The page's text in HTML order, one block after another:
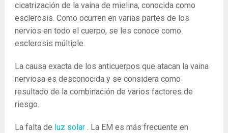
cicatrización de la vaina de mielina, conocida como
esclerosis. Como ocurren en varias partes de los
nervios en todo el cuerpo, se les conoce como
esclerosis múltiple.
La causa exacta de los anticuerpos que atacan la vaina
nerviosa es desconocida y se considera como
resultado de la combinación de varios factores de
riesgo.
La falta de luz solar. La EM es más frecuente en